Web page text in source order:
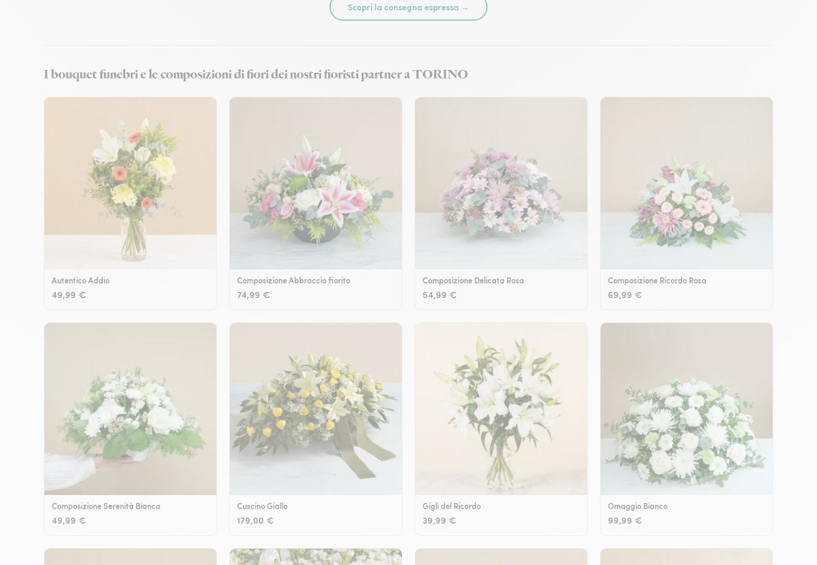
Scopri la consegna espressa →
I bouquet funebri e le composizioni di fiori dei nostri fioristi partner a TORINO
Autentico Addio
49,99 €
Composizione Abbraccio fiorito
74,99 €
Composizione Delicata Rosa
54,99 €
Composizione Ricordo Rosa
69,99 €
Composizione Serenità Bianca
49,99 €
Cuscino Giallo
179,00 €
Gigli del Ricordo
39,99 €
Omaggio Bianco
99,99 €